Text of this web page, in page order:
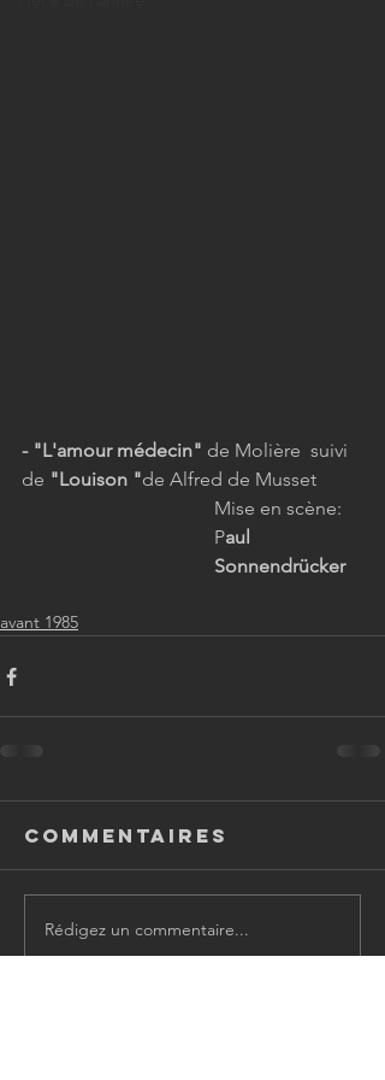
- "L'amour médecin" de Molière  suivi
de "Louison "de Alfred de Musset
Mise en scène:
Paul
Sonnendrücker
avant 1985
Commentaires
Rédigez un commentaire...